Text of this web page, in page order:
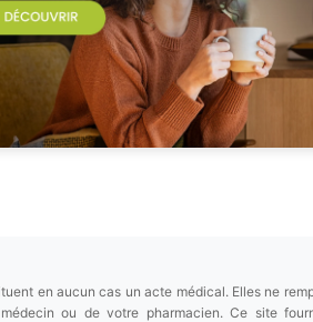
en aucun cas un acte médical. Elles ne
ou de votre pharmacien. Ce site